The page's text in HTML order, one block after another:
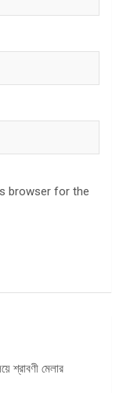
browser for the
শ্রাবণী মেলার